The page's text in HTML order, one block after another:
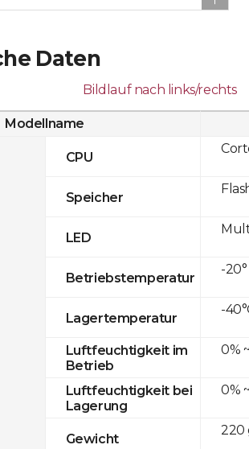
Daten
Bildlauf nach links/rechts
Modellname
CPU
Speicher
LED
Betriebstemperatur
Lagertemperatur
Luftfeuchtigkeit im
Betrieb
Luftfeuchtigkeit bei
Lagerung
Gewicht
-20°
-
0%
0%
220